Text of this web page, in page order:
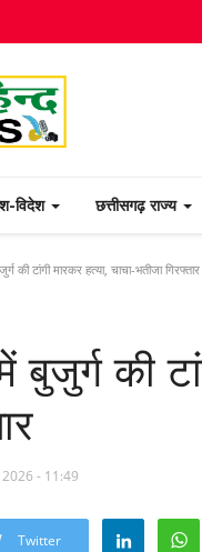
विदेश छत्तीसगढ़ राज्य
की टांगी मारकर हत्या, चाचा-भतीजा गिरफ्तार
बुजुर्ग की
2026 - 11:49
Twitter